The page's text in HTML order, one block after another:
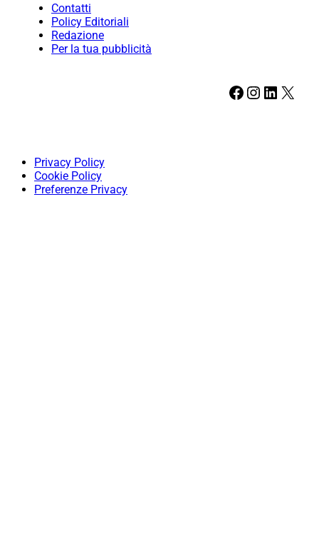
Contatti
Policy Editoriali
Redazione
Per la tua pubblicità
Facebook Instagram LinkedIn X
Privacy Policy
Cookie Policy
Preferenze Privacy